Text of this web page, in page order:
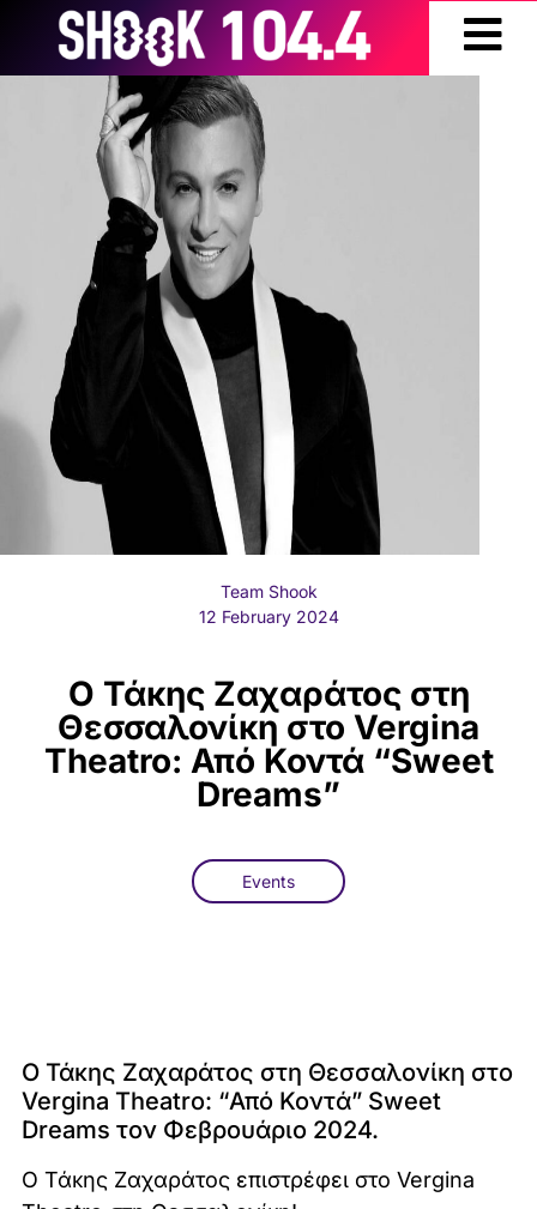
Team Shook
12 February 2024
Ο Τάκης Ζαχαράτος στη
Θεσσαλονίκη στο Vergina
Theatro: Από Κοντά “Sweet
Dreams”
Events
Ο Τάκης Ζαχαράτος στη Θεσσαλονίκη στο
Vergina Theatro: “Από Κοντά” Sweet
Dreams τον Φεβρουάριο 2024.
Ο Τάκης Ζαχαράτος επιστρέφει στο Vergina